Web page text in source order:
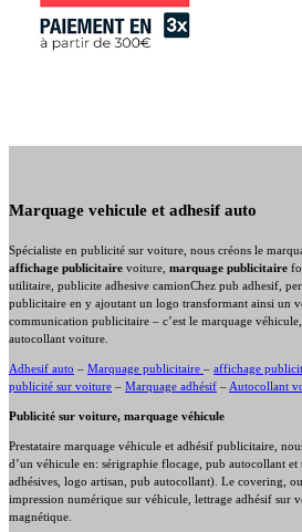
Marquage vehicule et adhesif auto
Spécialiste en publicité sur voiture, nous créons le
affichage publicitaire voiture, marquage publicitaire
utilitaire, publicite adhesive camionChez pub adhesif,
publicitaire en y ajoutant un logo transformant ainsi un
communication publicitaire – c’est le marquage
autocollant voiture.
Adhesif auto – Marquage publicitaire – affichage
publicité sur voiture – Marquage adhésif – Autocollant
Publicité sur voiture, marquage véhicule
Prestataire marquage véhicule et adhésif publicitaire,
d’un véhicule en: sérigraphie flocage, pub autocollant
adhésives, logo artisan, pub autocollant). Le covering,
impression numérique sur véhicule, lettrage adhésif sur
magnétique.